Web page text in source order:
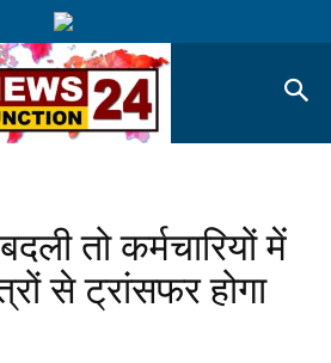
तो कर्मचारियों में
से ट्रांसफर होगा